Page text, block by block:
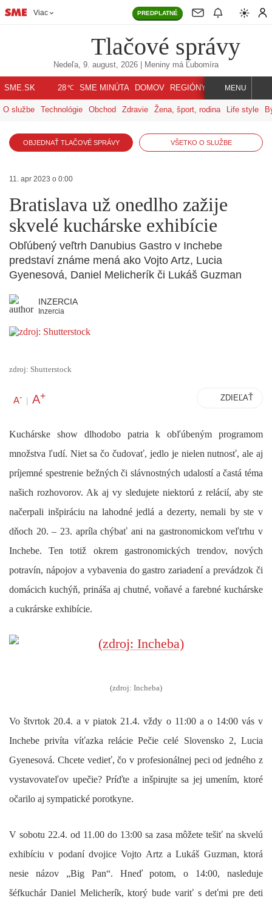
Viac PREDPLATNÉ
Tlačové správy
Nedeľa, 9. august, 2026 | Meniny má Ľubomíra
SME.SK 28℃ SME MINÚTA DOMOV REGIÓNY INDEX SVET
MENU
O službe Technológie Obchod Zdravie Žena, šport, rodina Life style
OBJEDNAŤ TLAČOVÉ SPRÁVY VŠETKO O SLUŽBE
11. apr 2023 o 0:00
Bratislava už onedlho zažije
skvelé kuchárske exhibície
Obľúbený veľtrh Danubius Gastro v Inchebe
predstaví známe mená ako Vojto Artz, Lucia
Gyenesová, Daniel Melicherík či Lukáš Guzman
INZERCIA
Inzercia
zdroj: Shutterstock
A- | A+ ZDIEĽAŤ
Kuchárske show dlhodobo patria k obľúbeným programom
množstva ľudí. Niet sa čo čudovať, jedlo je nielen nutnosť, ale aj
príjemné spestrenie bežných či slávnostných udalostí a častá téma
našich rozhovorov. Ak aj vy sledujete niektorú z relácií, aby ste
načerpali inšpiráciu na lahodné jedlá a dezerty,nemali by ste v
dňoch 20. – 23. apríla chýbať ani na gastronomickom veľtrhu v
Inchebe. Ten totiž okrem gastronomických trendov, nových
potravín, nápojov a vybavenia do gastro zariadení a prevádzok či
domácich kuchýň, prináša aj chutné, voňavé a farebné kuchárske
a cukrárske exhibície.
(zdroj: Incheba)
Vo štvrtok 20.4. a v piatok 21.4. vždy o 11:00 a o 14:00 vás v
Inchebe privíta víťazka relácie Pečie celé Slovensko 2, Lucia
Gyenesová. Chcete vedieť, čo v profesionálnej peci od jedného z
vystavovateľov upečie? Príďte a inšpirujte sa jej umením, ktoré
očarilo aj sympatické porotkyne.
V sobotu 22.4. od 11.00 do 13:00 sa zasa môžete tešiť na skvelú
exhibíciu v podaní dvojiceVojto Artz a Lukáš Guzman, ktorá
nesie názov „Big Pan“. Hneď potom, o 14:00, nasleduje
šéfkuchár Daniel Melicherík, ktorý bude variť s deťmi pre deti